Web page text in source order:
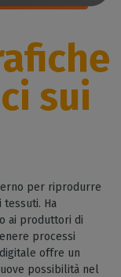
sui
per riprodurre
Ha
ai produttori di
processi
offre un
possibilità nel